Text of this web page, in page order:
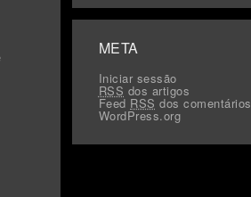
META
Iniciar sessão
RSS dos artigos
Feed RSS dos comentários
WordPress.org